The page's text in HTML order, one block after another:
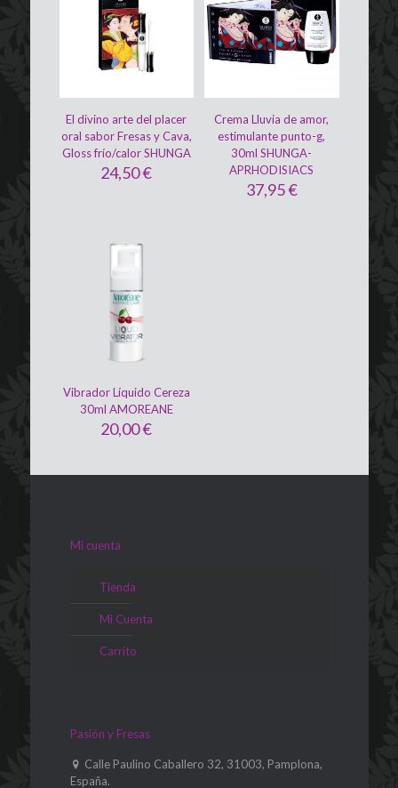
El divino arte del placer
oral sabor Fresas y Cava,
Gloss frío/calor SHUNGA
24,50€
Crema Lluvia de amor,
estimulante punto-g,
30ml SHUNGA-
APRHODISIACS
37,95€
Vibrador Líquido Cereza
30ml AMOREANE
20,00€
Mi cuenta
Tienda
Mi Cuenta
Carrito
Pasión y Fresas
Calle Paulino Caballero 32, 31003, Pamplona,
España.